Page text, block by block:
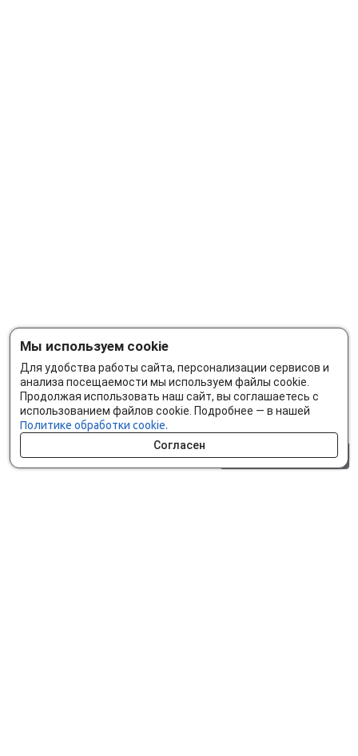
Мы используем cookie
Для удобства работы сайта, персонализации сервисов и
анализа посещаемости мы используем файлы cookie.
Продолжая использовать наш сайт, вы соглашаетесь с
использованием файлов cookie. Подробнее — в нашей
Политике обработки cookie.
Согласен